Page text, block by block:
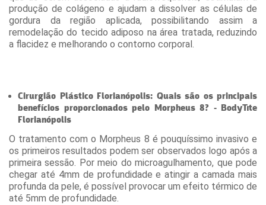
produção de colágeno e ajudam a dissolver as células de
gordura da região aplicada, possibilitando assim a
remodelação do tecido adiposo na área tratada, reduzindo
a flacidez e melhorando o contorno corporal.
Cirurgião Plástico Florianópolis: Quais são os principais
benefícios proporcionados pelo Morpheus 8? - BodyTite
Florianópolis
O tratamento com o Morpheus 8 é pouquíssimo invasivo e
os primeiros resultados podem ser observados logo após a
primeira sessão. Por meio do microagulhamento, que pode
chegar até 4mm de profundidade e atingir a camada mais
profunda da pele, é possível provocar um efeito térmico de
até 5mm de profundidade.